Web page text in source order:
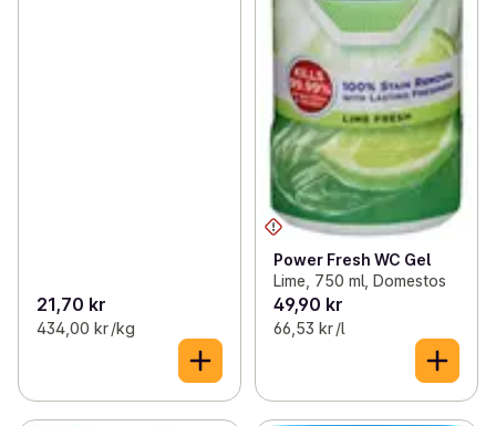
21,70 kr
434,00 kr /kg
Power Fresh WC Gel
Lime, 750 ml, Domestos
49,90 kr
66,53 kr /l